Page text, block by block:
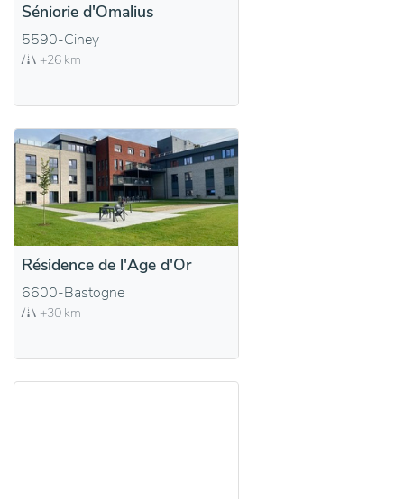
Séniorie d'Omalius
5590-Ciney
+26 km
Résidence de l'Age d'Or
6600-Bastogne
+30 km